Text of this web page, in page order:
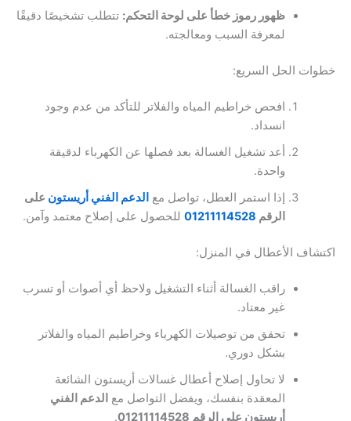
ظهور رموز خطأ على لوحة التحكم: تتطلب تشخيصًا دقيقًا
لمعرفة السبب ومعالجته.
خطوات الحل السريع:
افحص خراطيم المياه والفلاتر للتأكد من عدم وجود
انسداد.
أعد تشغيل الغسالة بعد فصلها عن الكهرباء لدقيقة
واحدة.
إذا استمر العطل، تواصل مع الدعم الفني أريستون على
الرقم 01211114528للحصول على إصلاح معتمد وآمن.
اكتشاف الأعطال في المنزل:
راقب الغسالة أثناء التشغيل ولاحظ أي أصوات أو تسرب
غير معتاد.
تحقق من توصيلات الكهرباء وخراطيم المياه والفلاتر
بشكل دوري.
لا تحاول إصلاح أعطال غسالات أريستون الشائعة
المعقدة بنفسك، ويفضل التواصل مع الدعم الفني
أريستون على الرقم 01211114528
.